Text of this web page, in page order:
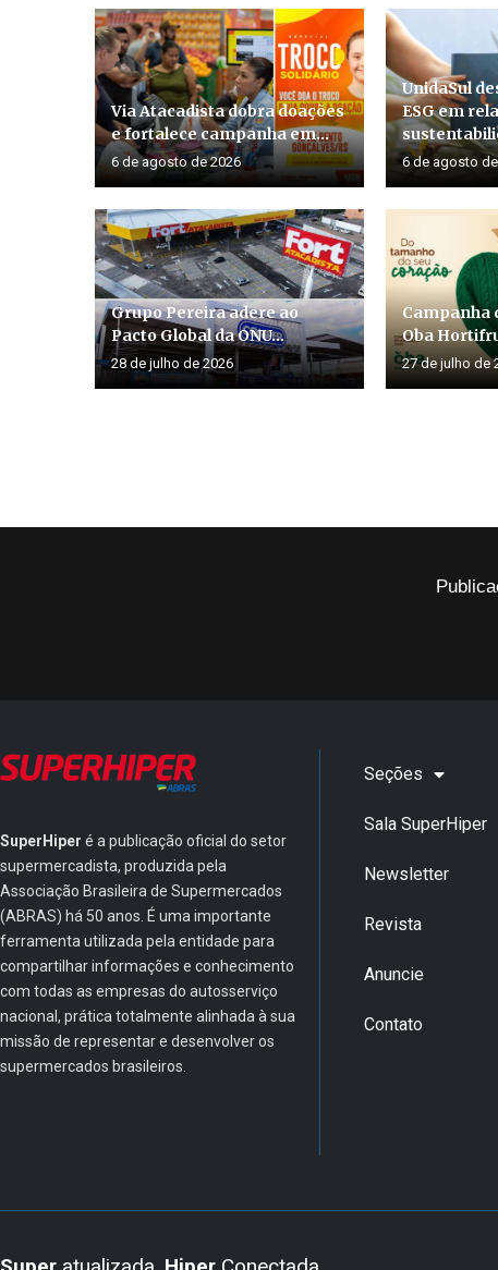
Via Atacadista dobra doações
e fortalece campanha em...
6 de agosto de 2026
UnidaSul
ESG em
6 de agosto
Grupo Pereira adere ao
Pacto Global da ONU...
28 de julho de 2026
Campanha
Oba
27 de julho de
SuperHiper é a publicação oficial do setor
supermercadista, produzida pela
Associação Brasileira de Supermercados
(ABRAS) há 50 anos. É uma importante
ferramenta utilizada pela entidade para
compartilhar informações e conhecimento
com todas as empresas do autosserviço
nacional, prática totalmente alinhada à sua
missão de representar e desenvolver os
supermercados brasileiros.
Seções
Sala SuperHiper
Newsletter
Revista
Anuncie
Contato